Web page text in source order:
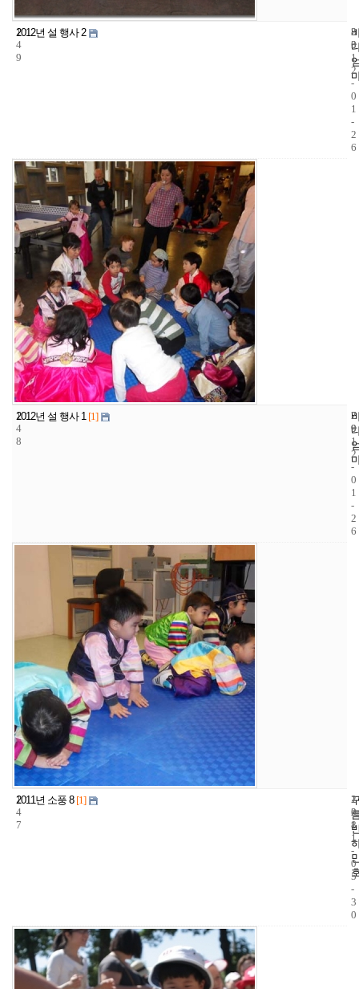
1
4
9
2012년 설 행사 2
8
3
2
0
1
2
-
0
1
-
2
6
1
4
8
2012년 설 행사 1 [1]
7
9
2
0
1
2
-
0
1
-
2
6
1
4
7
2011년 소풍 8 [1]
1
2
8
2
0
1
1
-
0
5
-
3
0